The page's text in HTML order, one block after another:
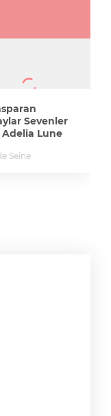
Sevenler
Adelia Lune
Seine